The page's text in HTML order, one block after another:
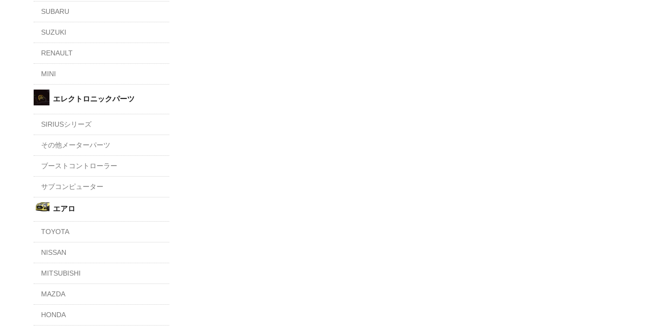
SUBARU
SUZUKI
RENAULT
MINI
エレクトロニックパーツ
SIRIUSシリーズ
その他メーターパーツ
ブーストコントローラー
サブコンピューター
エアロ
TOYOTA
NISSAN
MITSUBISHI
MAZDA
HONDA